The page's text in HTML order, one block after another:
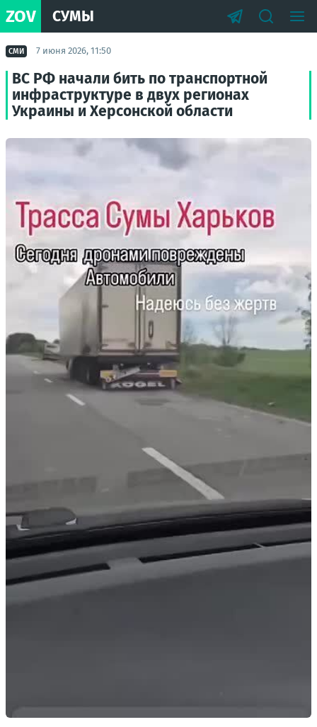
ZOV СУМЫ
СМИ 7 июня 2026, 11:50
ВС РФ начали бить по транспортной
инфраструктуре в двух регионах
Украины и Херсонской области